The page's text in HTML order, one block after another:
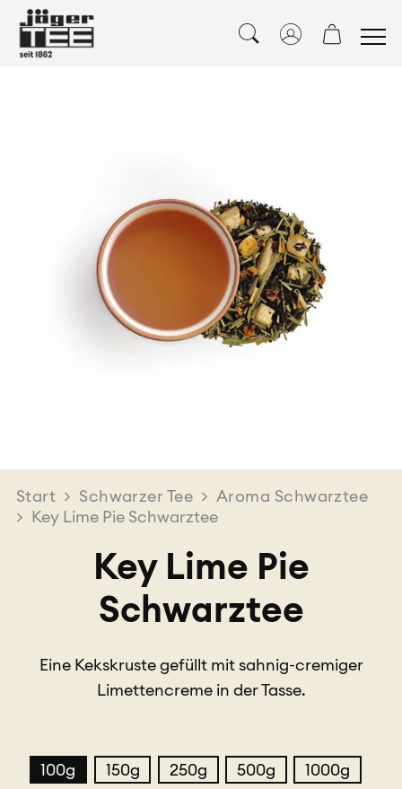
Start > Schwarzer Tee > Aroma Schwarztee
> Key Lime Pie Schwarztee
Key Lime Pie
Schwarztee
Eine Kekskruste gefüllt mit sahnig-cremiger
Limettencreme in der Tasse.
100g 150g 250g 500g 1000g